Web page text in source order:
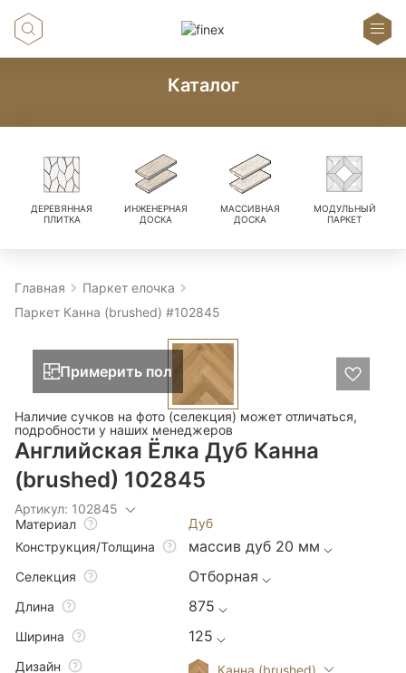
Каталог
ДЕРЕВЯННАЯ
ПЛИТКА
ИНЖЕНЕРНАЯ
ДОСКА
МАССИВНАЯ
ДОСКА
МОДУЛЬНЫЙ
ПАРКЕТ
Главная
Паркет елочка
Паркет Канна (brushed) #102845
Примерить пол
Наличие сучков на фото (селекция) может отличаться,
подробности у наших менеджеров
Английская Ёлка Дуб Канна
(brushed) 102845
Артикул: 102845
Материал
Дуб
Конструкция/Толщина
массив дуб 20 мм
Селекция Отборная
Длина 875
Ширина 125
Дизайн